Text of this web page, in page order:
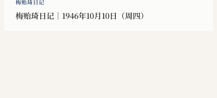
梅贻琦日记
梅贻琦日记｜1946年10月10日（周四）